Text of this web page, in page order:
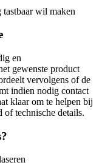
tastbaar wil maken
en
gewenste product
vervolgens of de
indien nodig contact
klaar om te helpen bij
of technische details.